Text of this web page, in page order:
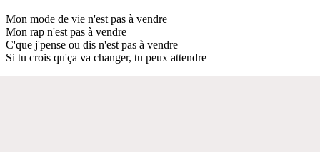
Mon mode de vie n'est pas à vendre
Mon rap n'est pas à vendre
C'que j'pense ou dis n'est pas à vendre
Si tu crois qu'ça va changer, tu peux attendre